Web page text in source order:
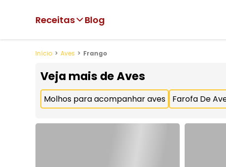
Receitas Blog
Início Aves Frango
Veja mais deAves
Molhos para acompanhar aves Farofa De